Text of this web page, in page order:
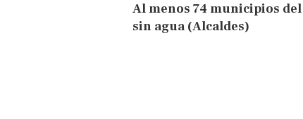
Al menos 74 municipios
sin agua (Alcaldes)